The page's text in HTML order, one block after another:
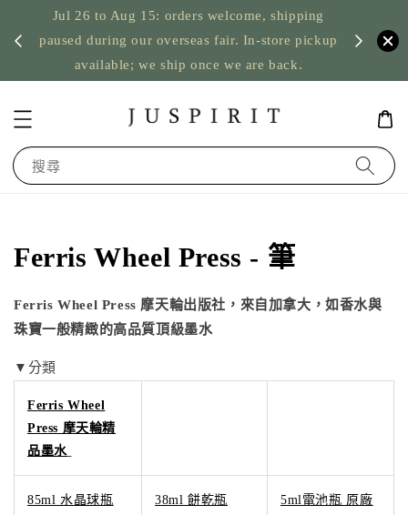
Jul 26 to Aug 15: orders welcome, shipping
paused during our overseas fair. In-store pickup
available; we ship once we are back.
US
搜尋
Ferris Wheel Press - 筆
Ferris Wheel Press 摩天輪出版社 ，來自加拿大，如香水與
珠寶一般精緻的高品質頂級墨水
Ferris Wheel
Press 摩天輪精
品墨水
85ml 水晶球瓶 38ml 餅乾瓶
5ml電池瓶 原廠
▼分類